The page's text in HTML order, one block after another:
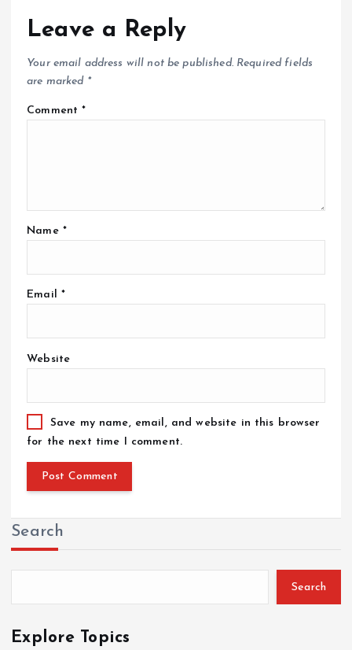
Leave a Reply
Your email address will not be published. Required fields
are marked *
Comment*
Name *
Email *
Website
Save my name, email, and website in this browser
for the next time I comment.
Search
Search
Explore Topics